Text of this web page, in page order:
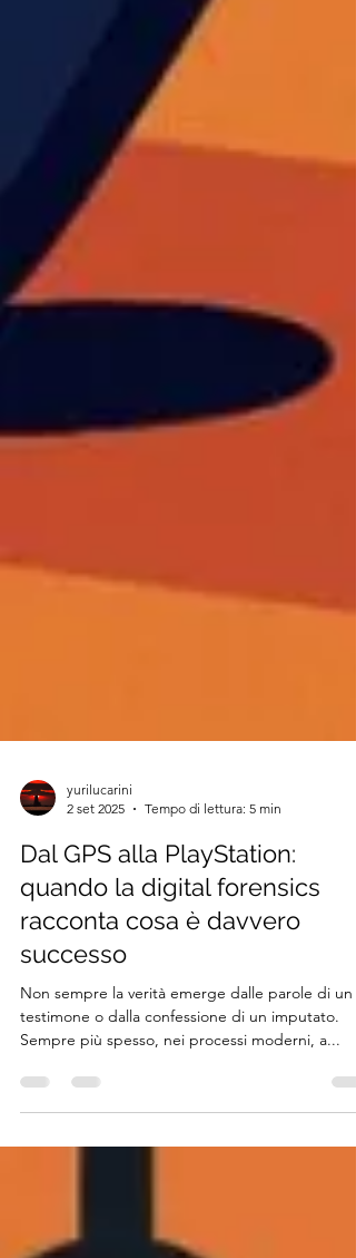
2 set 2025
Tempo di lettura: 5 min
Dal GPS alla PlayStation:
quando la digital forensics
racconta cosa è davvero
successo
Non sempre la verità emerge dalle parole di un
Sempre più spesso, nei processi moderni, a...